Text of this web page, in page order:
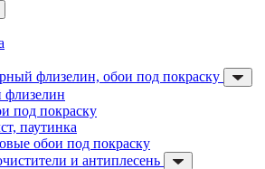
флизелин, обои под покраску
флизелин
под покраску
паутинка
обои под покраску
и антиплесень